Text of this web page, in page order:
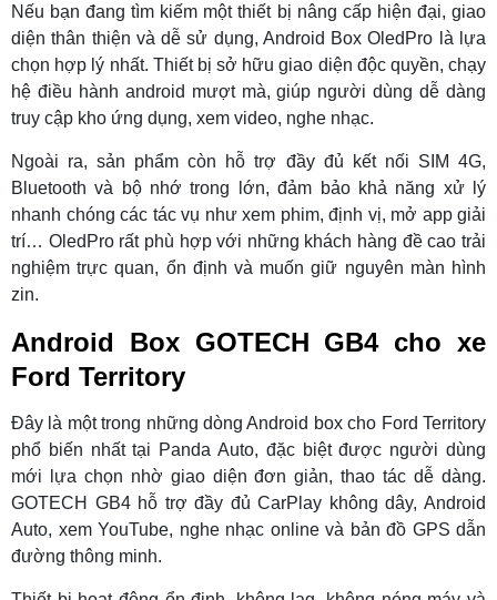
Nếu bạn đang tìm kiếm một thiết bị nâng cấp hiện đại, giao
diện thân thiện và dễ sử dụng, Android Box OledPro là lựa
chọn hợp lý nhất. Thiết bị sở hữu giao diện độc quyền, chạy
hệ điều hành android mượt mà, giúp người dùng dễ dàng
truy cập kho ứng dụng, xem video, nghe nhạc.
Ngoài ra, sản phẩm còn hỗ trợ đầy đủ kết nối SIM 4G,
Bluetooth và bộ nhớ trong lớn, đảm bảo khả năng xử lý
nhanh chóng các tác vụ như xem phim, định vị, mở app giải
trí… OledPro rất phù hợp với những khách hàng đề cao trải
nghiệm trực quan, ổn định và muốn giữ nguyên màn hình
zin.
Android Box GOTECH GB4 cho xe
Ford Territory
Đây là một trong những dòng Android box cho Ford Territory
phổ biến nhất tại Panda Auto, đặc biệt được người dùng
mới lựa chọn nhờ giao diện đơn giản, thao tác dễ dàng.
GOTECH GB4 hỗ trợ đầy đủ CarPlay không dây, Android
Auto, xem YouTube, nghe nhạc online và bản đồ GPS dẫn
đường thông minh.